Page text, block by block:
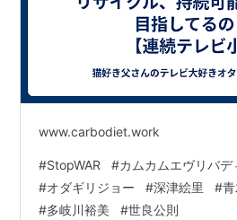
www.carbodiet.work
#StopWAR #カムカムエヴリバデ
#オダギリジョー #深津絵里 #
#多岐川裕美 #世良公則